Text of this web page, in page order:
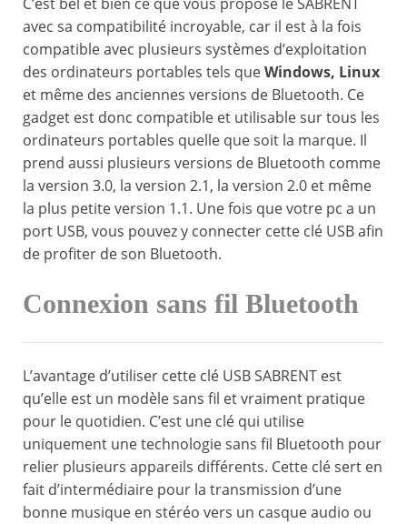
avec sa compatibilité incroyable, car il est à la fois
compatible avec plusieurs systèmes d’exploitation
des ordinateurs portables tels queWindows, Linux
et même des anciennes versions de Bluetooth. Ce
gadget est donc compatible et utilisable sur tous les
ordinateurs portables quelle que soit la marque. Il
prend aussi plusieurs versions de Bluetooth comme
la version 3.0, la version 2.1, la version 2.0 et même
la plus petite version 1.1. Une fois que votre pc a un
port USB, vous pouvez y connecter cette clé USB afin
de profiter de son Bluetooth.
Connexion sans fil Bluetooth
L’avantage d’utiliser cette clé USB SABRENT est
qu’elle est un modèle sans fil et vraiment pratique
pour le quotidien. C’est une clé qui utilise
uniquement une technologie sans fil Bluetooth pour
relier plusieurs appareils différents. Cette clé sert en
fait d’intermédiaire pour la transmission d’une
bonne musique en stéréo vers un casque audio ou